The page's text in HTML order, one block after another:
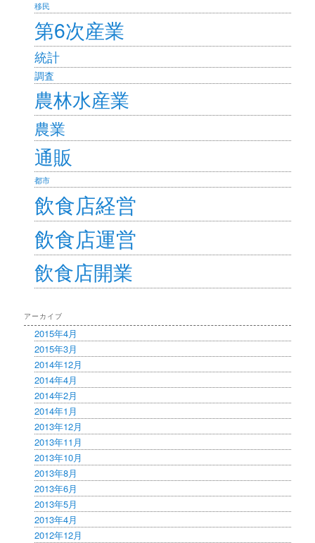
移民
第6次産業
統計
調査
農林水産業
農業
通販
都市
飲食店経営
飲食店運営
飲食店開業
アーカイブ
2015年4月
2015年3月
2014年12月
2014年4月
2014年2月
2014年1月
2013年12月
2013年11月
2013年10月
2013年8月
2013年6月
2013年5月
2013年4月
2012年12月